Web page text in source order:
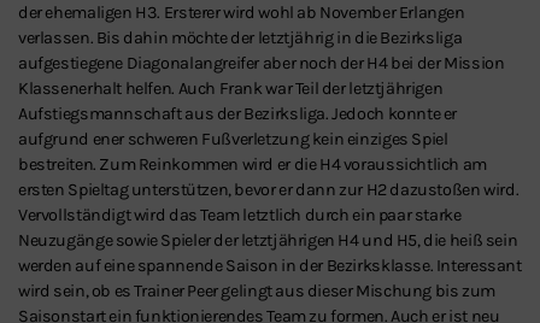
der ehemaligen H3. Ersterer wird wohl ab November Erlangen
verlassen. Bis dahin möchte der letztjährig in die Bezirksliga
aufgestiegene Diagonalangreifer aber noch der H4 bei der Mission
Klassenerhalt helfen. Auch Frank war Teil der letztjährigen
Aufstiegsmannschaft aus der Bezirksliga. Jedoch konnte er
aufgrund ener schweren Fußverletzung kein einziges Spiel
bestreiten. Zum Reinkommen wird er die H4 voraussichtlich am
ersten Spieltag unterstützen, bevor er dann zur H2 dazustoßen wird.
Vervollständigt wird das Team letztlich durch ein paar starke
Neuzugänge sowie Spieler der letztjährigen H4 und H5, die heiß sein
werden auf eine spannende Saison in der Bezirksklasse. Interessant
wird sein, ob es Trainer Peer gelingt aus dieser Mischung bis zum
Saisonstart ein funktionierendes Team zu formen. Auch er ist neu